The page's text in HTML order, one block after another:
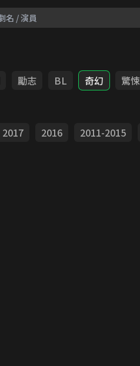
勵志 BL 奇幻 驚悚
2017 2016 2011-2015